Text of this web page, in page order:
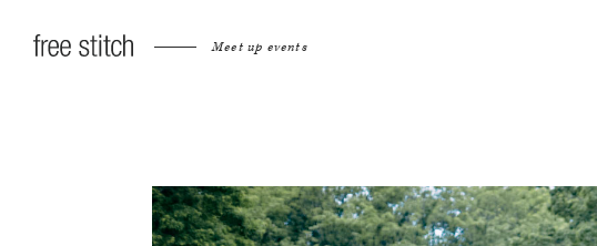
Meet up events